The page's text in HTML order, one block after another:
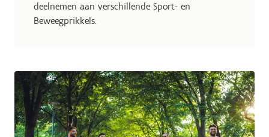
deelnemen aan verschillende Sport- en
Beweegprikkels.